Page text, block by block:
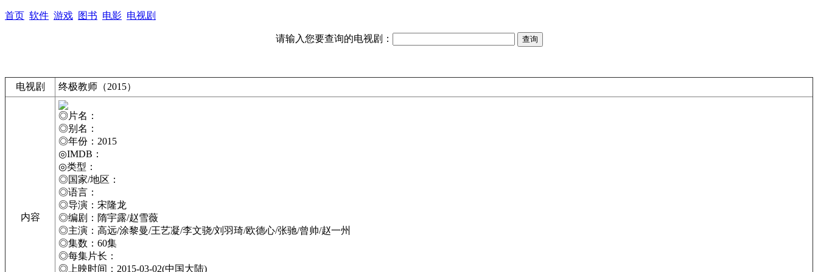
首页 软件 游戏 图书 电影 电视剧
请输入您要查询的电视剧：
电视剧 终极教师（2015）
内容
◎片名：
◎别名：
◎年份：2015
◎IMDB：
◎类型：
◎国家/地区：
◎语言：
◎导演：宋隆龙
◎编剧：隋宇露/赵雪薇
◎主演：高远/涂黎曼/王艺凝/李文骁/刘羽琦/欧德心/张驰/曾帅/赵一州
◎集数：60集
◎每集片长：
◎上映时间：2015-03-02(中国大陆)